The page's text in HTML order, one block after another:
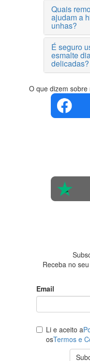
Quais
ajudam a
unhas?
É seguro
esmalte
delicadas?
O que dizem sobre
Receba no
Email
Li e aceito a
osTermos e